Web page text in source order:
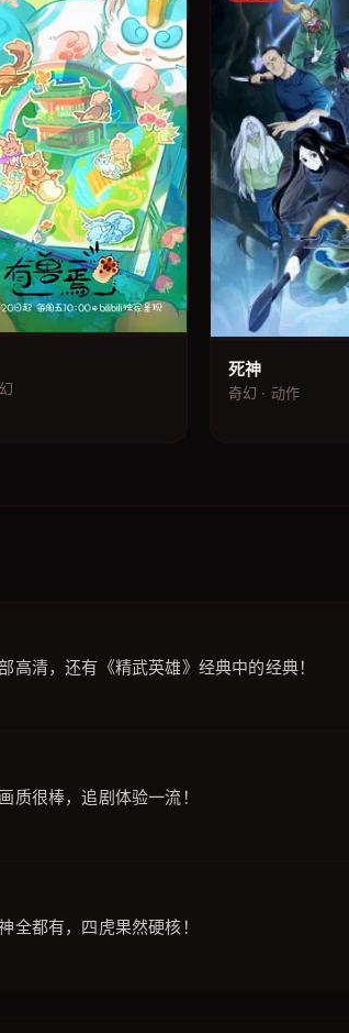
死神
奇幻 · 动作
清，还有《精武英雄》经典中的经典！
质很棒，追剧体验一流！
全都有，四虎果然硬核！